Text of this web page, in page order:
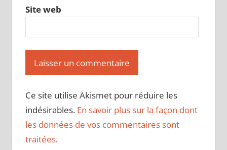
Site web
Ce site utilise Akismet pour réduire les
indésirables. En savoir plus sur la façon dont
les données de vos commentaires sont
traitées.